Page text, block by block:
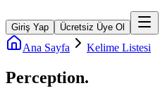
Giriş Yap Ücretsiz Üye Ol
Ana Sayfa Kelime Listesi
Perception.